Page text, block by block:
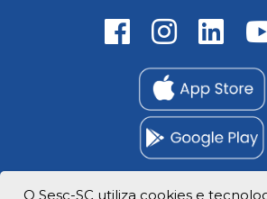
O Sesc-SC utiliza cookies e